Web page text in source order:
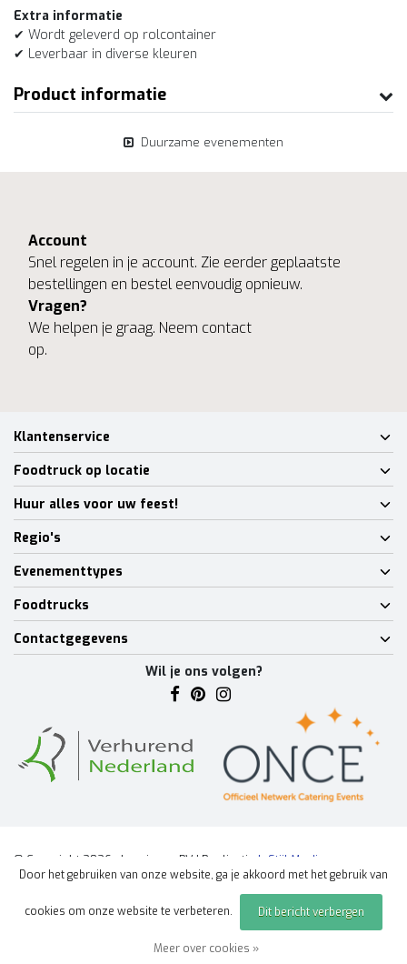
Extra informatie
✔ Wordt geleverd op rolcontainer
✔ Leverbaar in diverse kleuren
Product informatie
Duurzame evenementen
Account
Snel regelen in je account. Zie eerder geplaatste
bestellingen en bestel eenvoudig opnieuw.
Vragen?
We helpen je graag. Neem contact
op.
Klantenservice
Foodtruck op locatie
Huur alles voor uw feest!
Regio's
Evenementtypes
Foodtrucks
Contactgegevens
Wil je ons volgen?
© Copyright 2026 - Lumineux BV | Realisatie
InStijl Media
Algemene voorwaarden|Disclaimer|Privacy Policy|Sitemap |
Door het gebruiken van onze website, ga je akkoord met het gebruik van
cookies om onze website te verbeteren. Dit bericht verbergen
Meer over cookies »